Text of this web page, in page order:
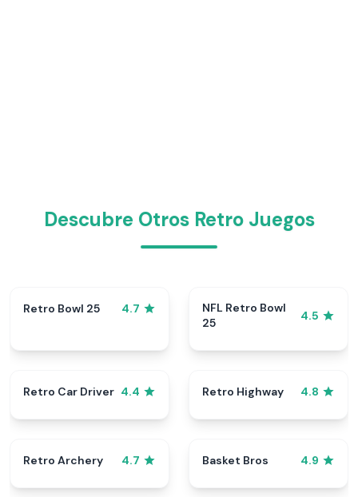
Descubre Otros Retro Juegos
Retro Bowl 25 4.7
NFL Retro Bowl
25
4.5
Retro Car Driver 4.4 Retro Highway 4.8
Retro Archery 4.7 Basket Bros 4.9